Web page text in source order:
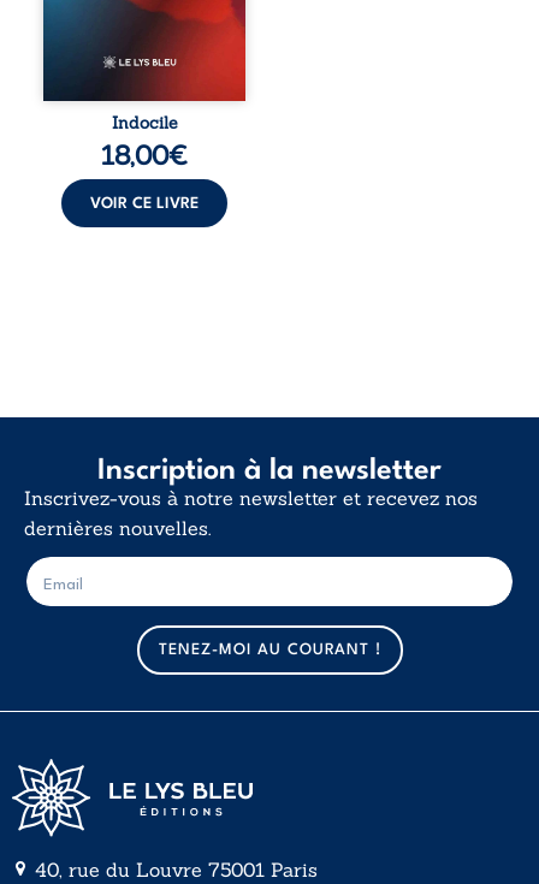
ouvrage parle à
vivent trop fort,
trop vrai, trop tôt.
traversée. Une
langue nue. Une
insurrection
calme. Une
déclaration
d’existence pour ...
Indocile
18,00€
VOIR CE LIVRE
Inscription à la newsletter
Inscrivez-vous à notre newsletter et recevez nos
dernières nouvelles.
m
a
i
l
E
-
m
TENEZ-MOI AU COURANT !
40, rue du Louvre 75001 Paris